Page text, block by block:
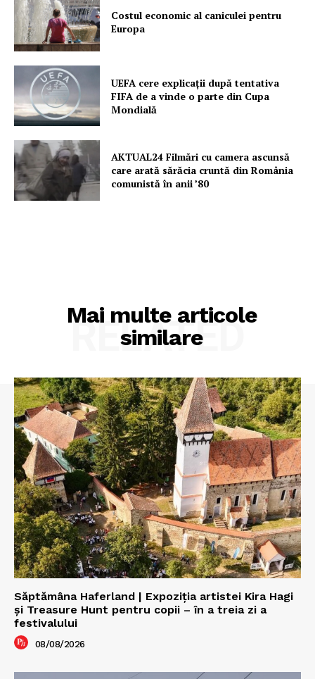
FREEDOM HOUSE ROMÂNIA
PRESShub
Despre noi / Echipa
Proiecte editoriale
Rețea
Contact
Costul economic al caniculei pentru
Europa
UEFA cere explicații după tentativa
FIFA de a vinde o parte din Cupa
Mondială
AKTUAL24 Filmări cu camera ascunsă
care arată sărăcia cruntă din România
comunistă în anii ’80
Mai multe articole
similare
RELATED
Săptămâna Haferland | Expoziţia artistei Kira Hagi
şi Treasure Hunt pentru copii – în a treia zi a
festivalului
08/08/2026